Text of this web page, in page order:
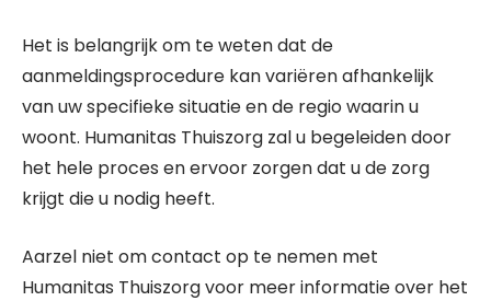
Het is belangrijk om te weten dat de
aanmeldingsprocedure kan variëren afhankelijk
van uw specifieke situatie en de regio waarin u
woont. Humanitas Thuiszorg zal u begeleiden door
het hele proces en ervoor zorgen dat u de zorg
krijgt die u nodig heeft.
Aarzel niet om contact op te nemen met
Humanitas Thuiszorg voor meer informatie over het